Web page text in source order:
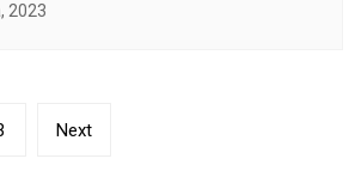
2023
Next